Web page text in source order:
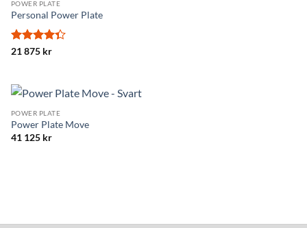
POWER PLATE
Personal Power Plate
Betygsatt
21 875 kr
POWER PLATE
Power Plate Move
41 125 kr